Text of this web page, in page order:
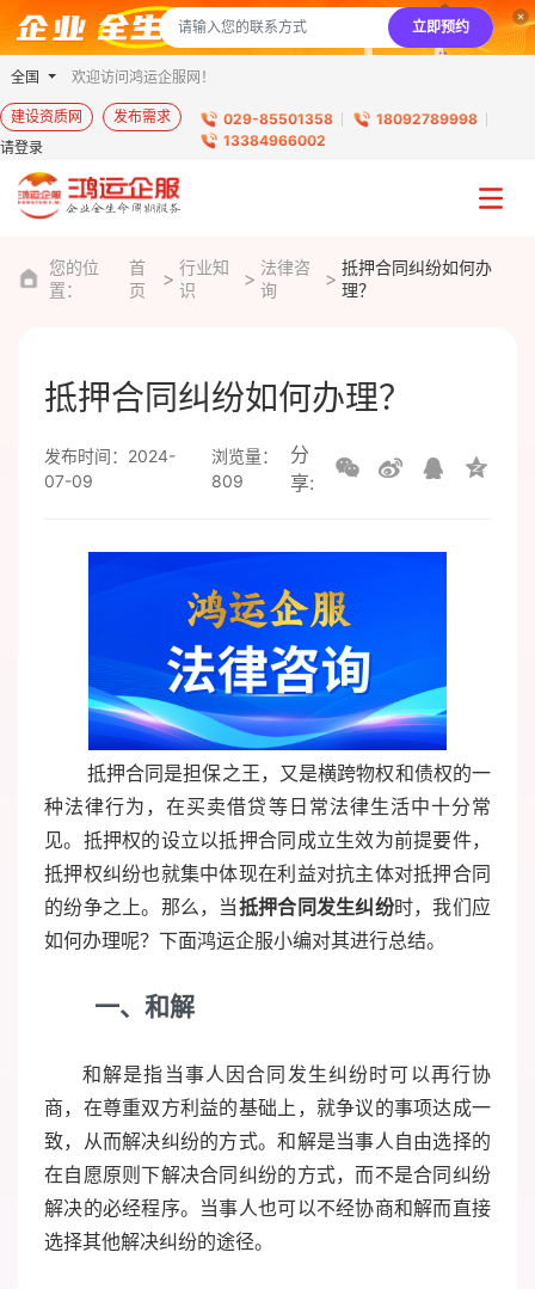
立即预约
全国 欢迎访问鸿运企服网！
建设资质网
发布需求
请登录
029-85501358
18092789998
13384966002
您的位
置：
首
页
行业知
识
法律咨
询
抵押合同纠纷如何办
理？
抵押合同纠纷如何办理？
发布时间：2024-
07-09
浏览量：
809
分
享:
抵押合同是担保之王，又是横跨物权和债权的一
种法律行为，在买卖借贷等日常法律生活中十分常
见。抵押权的设立以抵押合同成立生效为前提要件，
抵押权纠纷也就集中体现在利益对抗主体对抵押合同
的纷争之上。那么，当抵押合同发生纠纷时，我们应
如何办理呢？下面鸿运企服小编对其进行总结。
一、和解
和解是指当事人因合同发生纠纷时可以再行协
商，在尊重双方利益的基础上，就争议的事项达成一
致，从而解决纠纷的方式。和解是当事人自由选择的
在自愿原则下解决合同纠纷的方式，而不是合同纠纷
解决的必经程序。当事人也可以不经协商和解而直接
选择其他解决纠纷的途径。